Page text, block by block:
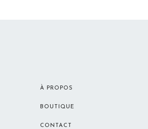
À PROPOS
BOUTIQUE
CONTACT